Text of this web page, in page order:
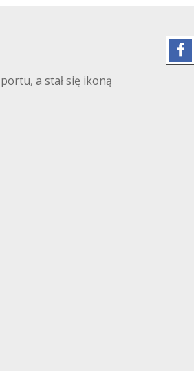
a stał się ikoną